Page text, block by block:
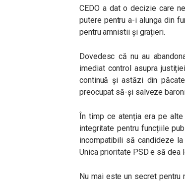
CEDO a dat o decizie care
putere pentru a-i alunga din
pentru amnistii și grațieri.
Dovedesc că nu au
imediat control asupra
continuă și astăzi din
preocupat să-și salveze
În timp ce atenția era pe
integritate pentru funcțiile
incompatibili să candideze
Unica prioritate PSD e să dea
Nu mai este un secret